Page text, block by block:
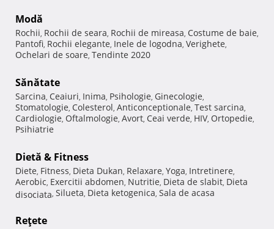
Modă
Rochii, Rochii de seara, Rochii de mireasa, Costume de baie,
Pantofi, Rochii elegante, Inele de logodna, Verighete,
Ochelari de soare, Tendinte 2020
Sănătate
Sarcina, Ceaiuri, Inima, Psihologie, Ginecologie,
Stomatologie, Colesterol, Anticonceptionale, Test sarcina,
Cardiologie, Oftalmologie, Avort, Ceai verde, HIV, Ortopedie,
Psihiatrie
Dietă & Fitness
Diete, Fitness, Dieta Dukan, Relaxare, Yoga, Intretinere,
Aerobic, Exercitii abdomen, Nutritie, Dieta de slabit, Dieta
disociata, Silueta, Dieta ketogenica, Sala de acasa
Reţete